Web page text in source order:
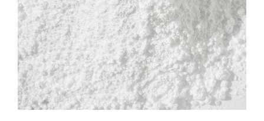
TÉLÉCHARGEMENTS
CONTACT
GRANULATS DÉCORATIFS